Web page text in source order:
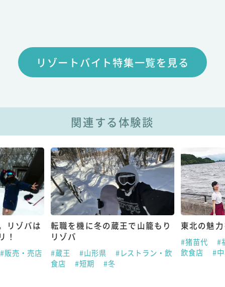
リゾートバイト特集一覧を見る
関連する体験談
リゾバは
！
#販売・売店
転職を機に冬の蔵王で山籠もり
リゾバ
#蔵王 #山形県
#レストラン・飲
食店
#短期 #冬
東北の魅
#猪苗代
#
飲食店
#